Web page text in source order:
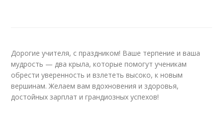
Дорогие учителя, с праздником! Ваше терпение и ваша
мудрость — два крыла, которые помогут ученикам
обрести уверенность и взлететь высоко, к новым
вершинам. Желаем вам вдохновения и здоровья,
достойных зарплат и грандиозных успехов!